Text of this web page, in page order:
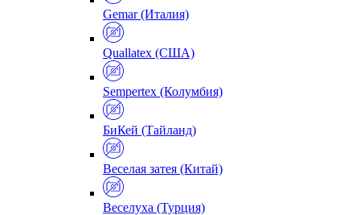
Gemar (Италия)
Quallatex (США)
Sempertex (Колумбия)
БиКей (Тайланд)
Веселая затея (Китай)
Веселуха (Турция)